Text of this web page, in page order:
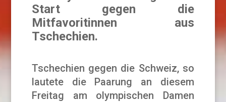
Start gegen die
Mitfavoritinnen aus
Tschechien.
Tschechien gegen die Schweiz, so
lautete die Paarung an diesem
Freitag am olympischen Damen